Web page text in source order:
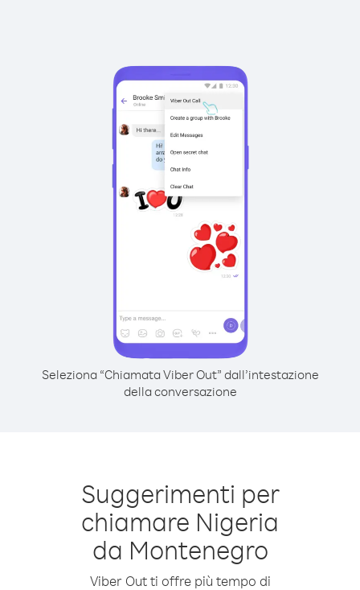
Seleziona “Chiamata Viber Out” dall’intestazione
della conversazione
Suggerimenti per
chiamare Nigeria
da Montenegro
Viber Out ti offre più tempo di